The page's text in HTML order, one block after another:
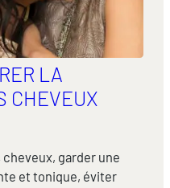
LA
CHEVEUX
garder une
et tonique, éviter